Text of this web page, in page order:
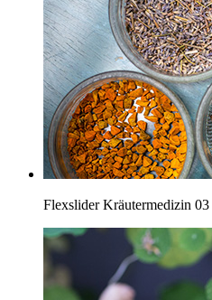
Flexslider Kräutermedizin 03